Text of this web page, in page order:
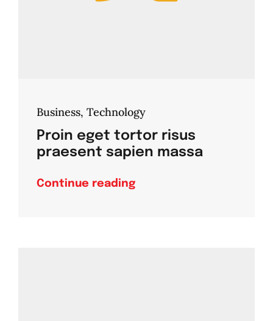
Business, Technology
Proin eget tortor risus
praesent sapien massa
Continue reading